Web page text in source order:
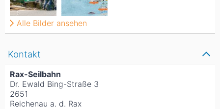
Kontakt
Rax-Seilbahn
Dr. Ewald Bing-Straße 3
2651
Reichenau a. d. Rax
Alle Bilder ansehen